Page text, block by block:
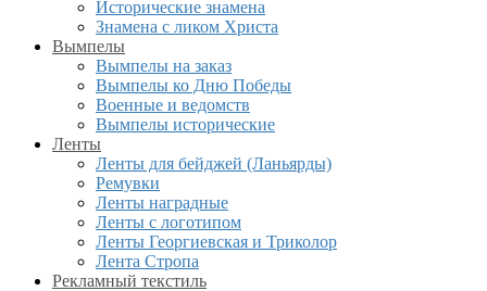
Исторические знамена
Знамена с ликом Христа
Вымпелы
Вымпелы на заказ
Вымпелы ко Дню Победы
Военные и ведомств
Вымпелы исторические
Ленты
Ленты для бейджей (Ланьярды)
Ремувки
Ленты наградные
Ленты с логотипом
Ленты Георгиевская и Триколор
Лента Стропа
Рекламный текстиль